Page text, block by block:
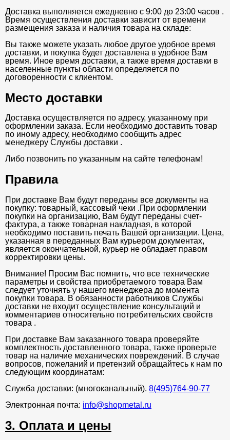
Доставка выполняется ежедневно с 9:00 до 23:00 часов .
Время осуществления доставки зависит от времени
размещения заказа и наличия товара на складе:
Вы также можете указать любое другое удобное время
доставки, и покупка будет доставлена в удобное Вам
время. Иное время доставки, а также время доставки в
населенные пункты области определяется по
договоренности с клиентом.
Место доставки
Доставка осуществляется по адресу, указанному при
оформлении заказа. Если необходимо доставить товар
по иному адресу, необходимо сообщить адрес
менеджеру Службы доставки .
Либо позвонить по указанным на сайте телефонам!
Правила
При доставке Вам будут переданы все документы на
покупку: товарный, кассовый чеки .При оформлении
покупки на организацию, Вам будут переданы счет-
фактура, а также товарная накладная, в которой
необходимо поставить печать Вашей организации. Цена,
указанная в переданных Вам курьером документах,
является окончательной, курьер не обладает правом
корректировки цены.
Внимание! Просим Вас помнить, что все технические
параметры и свойства приобретаемого товара Вам
следует уточнять у нашего менеджера до момента
покупки товара. В обязанности работников Службы
доставки не входит осуществление консультаций и
комментариев относительно потребительских свойств
товара .
При доставке Вам заказанного товара проверяйте
комплектность доставленного товара, также проверьте
товар на наличие механических повреждений. В случае
вопросов, пожеланий и претензий обращайтесь к нам по
следующим координатам:
Служба доставки: (многоканальный). 8(495)764-90-77
Электронная почта: info@shopmetal.ru
3. Оплата и цены